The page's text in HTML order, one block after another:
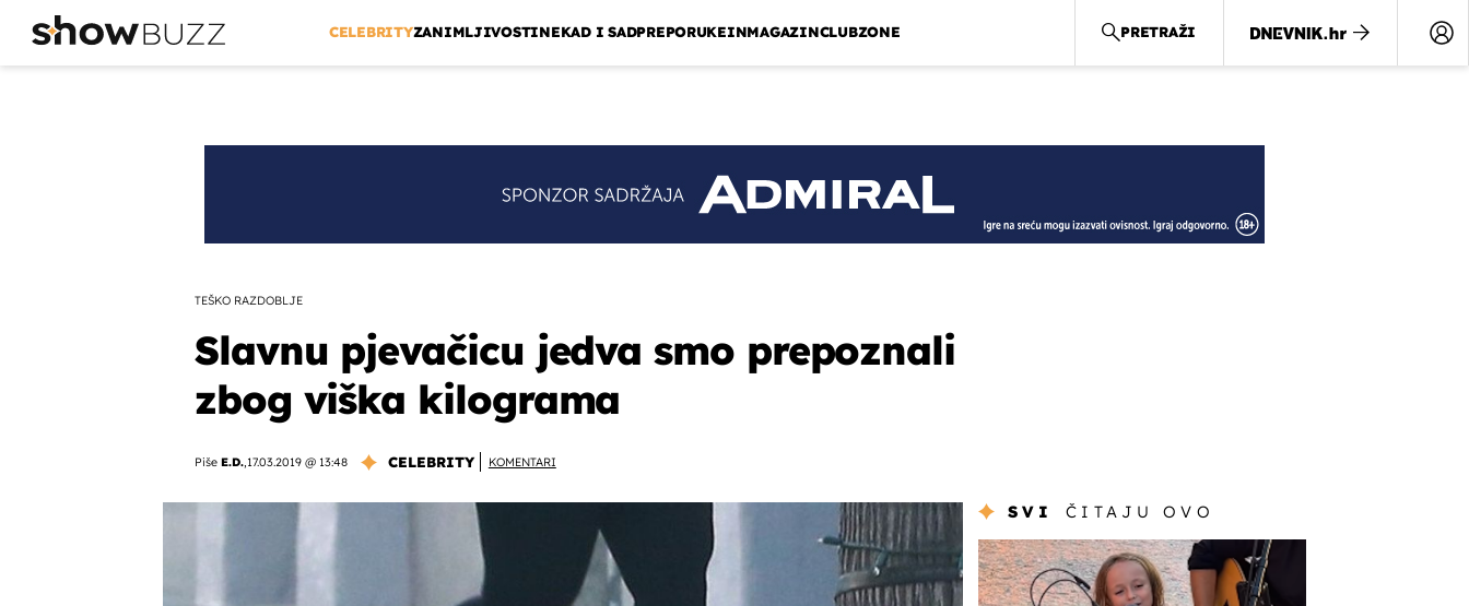
CELEBRITYZANIMLJIVOSTINEKAD I SADPREPORUKEINMAGAZINCLUBZONE PRETRAŽI
TEŠKO RAZDOBLJE
Slavnu pjevačicu jedva smo prepoznali
zbog viška kilograma
Piše E.D.,17.03.2019 @ 13:48 CELEBRITY KOMENTARI
SVI ČITAJU OVO